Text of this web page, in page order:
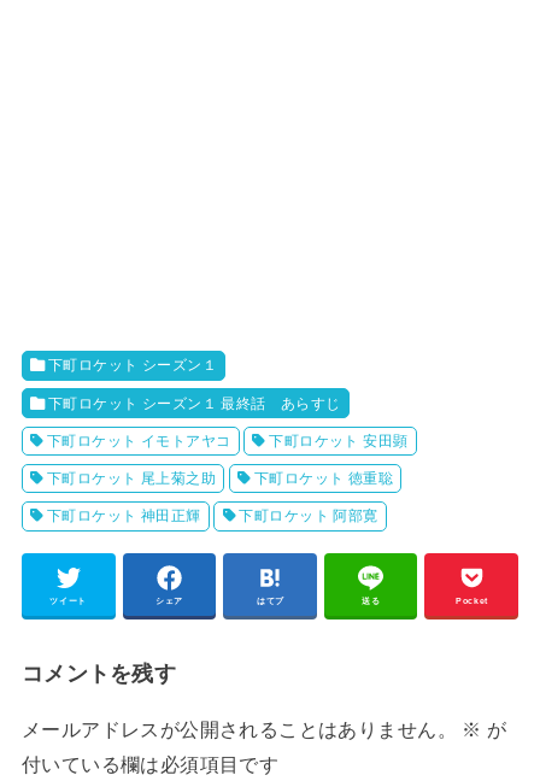
下町ロケット シーズン１
下町ロケット シーズン１ 最終話 あらすじ
下町ロケット イモトアヤコ 下町ロケット 安田顕
下町ロケット 尾上菊之助 下町ロケット 徳重聡
下町ロケット 神田正輝 下町ロケット 阿部寛
ツイート シェア はてブ 送る Pocket
コメントを残す
メールアドレスが公開されることはありません。 ※ が
付いている欄は必須項目です